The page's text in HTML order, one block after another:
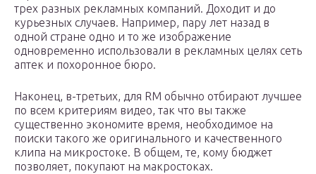
трех разных рекламных компаний. Доходит и до
курьезных случаев. Например, пару лет назад в
одной стране одно и то же изображение
одновременно использовали в рекламных целях сеть
аптек и похоронное бюро.
Наконец, в-третьих, для RM обычно отбирают лучшее
по всем критериям видео, так что вы также
существенно экономите время, необходимое на
поиски такого же оригинального и качественного
клипа на микростоке. В общем, те, кому бюджет
позволяет, покупают на макростоках.